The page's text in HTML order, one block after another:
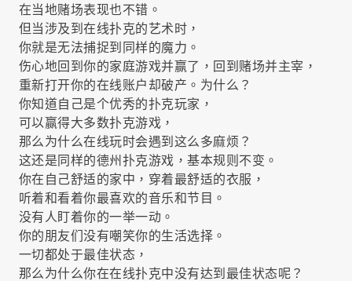
在当地赌场表现也不错。
但当涉及到在线扑克的艺术时，
你就是无法捕捉到同样的魔力。
伤心地回到你的家庭游戏并赢了，回到赌场并主宰，
重新打开你的在线账户却破产。为什么？
你知道自己是个优秀的扑克玩家，
可以赢得大多数扑克游戏，
那么为什么在线玩时会遇到这么多麻烦？
这还是同样的德州扑克游戏，基本规则不变。
你在自己舒适的家中，穿着最舒适的衣服，
听着和看着你最喜欢的音乐和节目。
没有人盯着你的一举一动。
你的朋友们没有嘲笑你的生活选择。
一切都处于最佳状态，
那么为什么你在在线扑克中没有达到最佳状态呢？